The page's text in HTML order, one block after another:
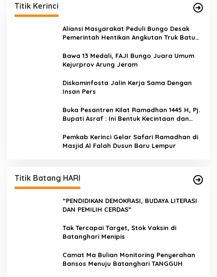
Titik Kerinci
Aliansi Masyarakat Peduli Bungo Desak
Pemerintah Hentikan Angkutan Truk Batu
Bawa 13 Medali, FAJI Bungo Juara Umum
Kejurprov Arung Jeram
Diskominfosta Jalin Kerja Sama Dengan
Insan Pers
Buka Pesantren Kilat Ramadhan 1445 H, Pj.
Bupati Asraf : Ini Bentuk Kecintaan dan
Kerinci
Pemkab Kerinci Gelar Safari Ramadhan di
Masjid Al Falah Dusun Baru Lempur
Titik Batang HARI
“PENDIDIKAN DEMOKRASI, BUDAYA LITERASI
DAN PEMILIH CERDAS”
Tak Tercapai Target, Stok Vaksin di
Batanghari Menipis
Camat Ma Bulian Monitoring Penyerahan
Bansos Menuju Batanghari TANGGUH